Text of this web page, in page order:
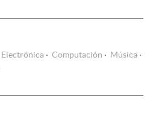
Electrónica Computación
Música